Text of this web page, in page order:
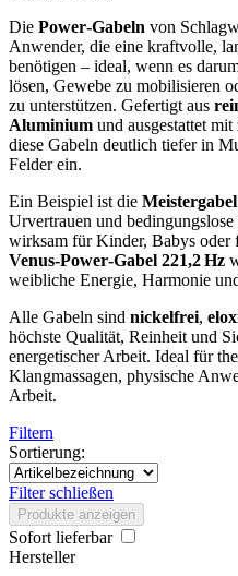
Die Power‑Gabeln von
Anwender, die eine kraftvolle,
benötigen – ideal, wenn es
lösen, Gewebe zu mobilisieren
zu unterstützen. Gefertigt aus
Aluminium und ausgestattet
diese Gabeln deutlich tiefer in
Felder ein.
Ein Beispiel ist die
Urvertrauen und
wirksam für Kinder, Babys oder
Venus‑Power‑Gabel 221,2 Hz
weibliche Energie, Harmonie
Alle Gabeln sind nickelfrei,
höchste Qualität, Reinheit und
energetischer Arbeit. Ideal für
Klangmassagen, physische
Arbeit.
Filtern
Sortierung:
Filter schließen
Produkte anzeigen
Sofort lieferbar
Hersteller